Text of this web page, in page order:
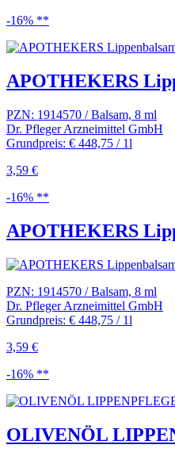
-16% **
APOTHEKERS
PZN: 1914570 / Balsam, 8 ml
Dr. Pfleger Arzneimittel GmbH
Grundpreis: € 448,75 / 1l
3,59 €
-16% **
APOTHEKERS
PZN: 1914570 / Balsam, 8 ml
Dr. Pfleger Arzneimittel GmbH
Grundpreis: € 448,75 / 1l
3,59 €
-16% **
OLIVENÖL